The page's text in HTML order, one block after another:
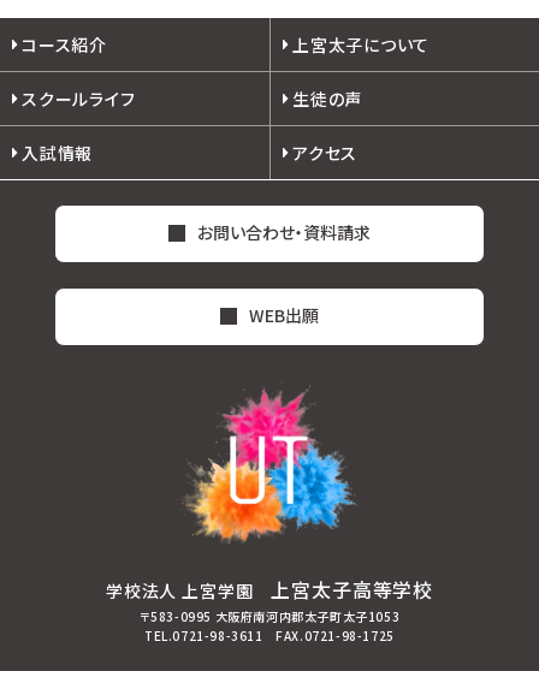
コース紹介 上宮太子について
スクールライフ 生徒の声
入試情報 アクセス
お問い合わせ・資料請求
WEB出願
学校法人 上宮学園上宮太子高等学校
〒583-0995 大阪府南河内郡太子町太子1053
TEL.0721-98-3611 FAX.0721-98-1725